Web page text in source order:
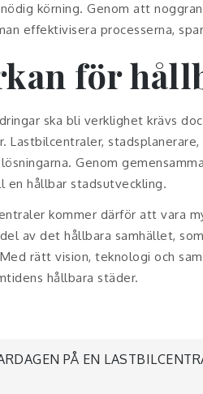
körning. Genom att
effektivisera processerna,
för
ska bli verklighet krävs
Lastbilcentraler,
Genom
en hållbar stadsutveckling.
kommer därför att vara
av det hållbara samhället,
rätt vision, teknologi och
hållbara städer.
PÅ EN